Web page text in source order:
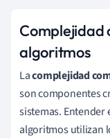
Complejidad
algoritmos
Lacomplejidad
son componentes
sistemas. Entender
algoritmos utilizan